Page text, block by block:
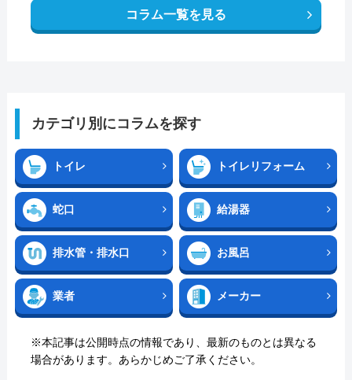
コラム一覧を見る
カテゴリ別にコラムを探す
トイレ トイレリフォーム
蛇口 給湯器
排水管・排水口 お風呂
業者 メーカー
※本記事は公開時点の情報であり、最新のものとは異なる
場合があります。あらかじめご了承ください。